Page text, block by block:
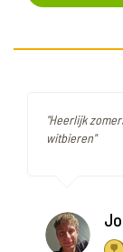
"Heerlijk
witbieren"